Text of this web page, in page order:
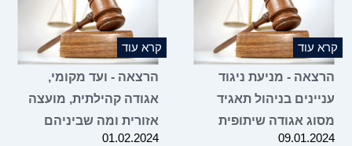
קרא עוד
הרצאה - מניעת ניגוד
עניינים בניהול תאגיד
מסוג אגודה שיתופית
09.01.2024
קרא עוד
הרצאה - ועד מקומי,
אגודה קהילתית, מועצה
אזורית ומה שביניהם
01.02.2024